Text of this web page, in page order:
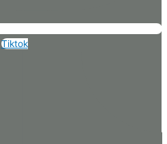
Tiktok